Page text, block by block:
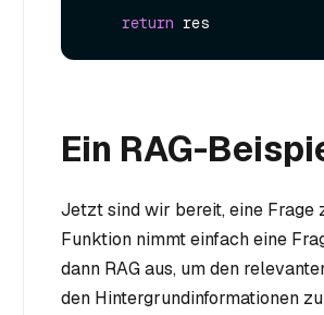
return
Ein RAG-
Jetzt sind wir bereit, eine Frage
Funktion nimmt einfach eine
dann RAG aus, um den
den Hintergrundinformationen